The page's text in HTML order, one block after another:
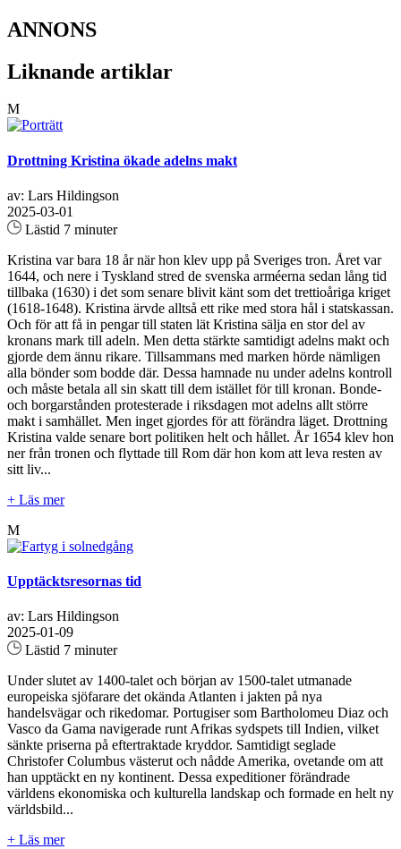
ANNONS
Liknande artiklar
M
Drottning Kristina ökade adelns makt
av: Lars Hildingson
2025-03-01
Lästid 7 minuter
Kristina var bara 18 år när hon klev upp på Sveriges tron. Året var
1644, och nere i Tyskland stred de svenska arméerna sedan lång tid
tillbaka (1630) i det som senare blivit känt som det trettioåriga kriget
(1618-1648). Kristina ärvde alltså ett rike med stora hål i statskassan.
Och för att få in pengar till staten lät Kristina sälja en stor del av
kronans mark till adeln. Men detta stärkte samtidigt adelns makt och
gjorde dem ännu rikare. Tillsammans med marken hörde nämligen
alla bönder som bodde där. Dessa hamnade nu under adelns kontroll
och måste betala all sin skatt till dem istället för till kronan. Bonde-
och borgarstånden protesterade i riksdagen mot adelns allt större
makt i samhället. Men inget gjordes för att förändra läget. Drottning
Kristina valde senare bort politiken helt och hållet. År 1654 klev hon
ner från tronen och flyttade till Rom där hon kom att leva resten av
sitt liv...
+ Läs mer
M
Upptäcktsresornas tid
av: Lars Hildingson
2025-01-09
Lästid 7 minuter
Under slutet av 1400-talet och början av 1500-talet utmanade
europeiska sjöfarare det okända Atlanten i jakten på nya
handelsvägar och rikedomar. Portugiser som Bartholomeu Diaz och
Vasco da Gama navigerade runt Afrikas sydspets till Indien, vilket
sänkte priserna på eftertraktade kryddor. Samtidigt seglade
Christofer Columbus västerut och nådde Amerika, ovetande om att
han upptäckt en ny kontinent. Dessa expeditioner förändrade
världens ekonomiska och kulturella landskap och formade en helt ny
världsbild...
+ Läs mer